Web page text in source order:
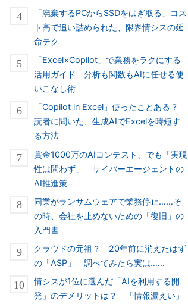
「廃棄するPCからSSDをはぎ取る」コス
ト高で追い詰められた、限界情シスの延
命テク
「Excel×Copilot」で業務をラクにする
活用ガイド 分析も関数もAIに任せる使
いこなし術
「Copilot in Excel」使ったことある？
読者に聞いた、生成AIでExcelを時短す
る方法
賞金1000万のAIコンテスト、でも「実現
性は問わず」 サイバーエージェントの
AI推進策
同業がランサムウェアで業務停止……そ
の時、会社を止めないための「復旧」の
入門書
クラウドの元祖？ 20年前に消えたはず
の「ASP」 調べてみたら実は……
情シスが1位に選んだ「AIを利用する開
発」のデメリットは？ 「情報漏えい」